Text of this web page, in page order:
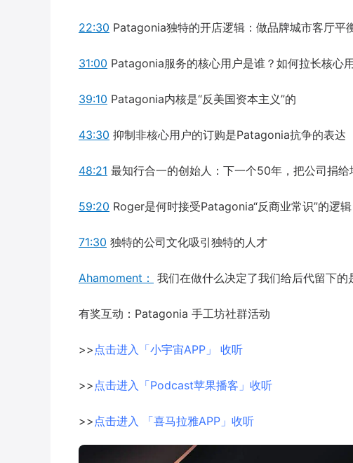
22:30 Patagonia独特的开店逻辑：做品牌城市客厅平
31:00 Patagonia服务的核心用户是谁？如何拉长核心
39:10 Patagonia内核是“反美国资本主义”的
43:30 抑制非核心用户的订购是Patagonia抗争的表达
48:21 最知行合一的创始人：下一个50年，把公司捐给
59:20 Roger是何时接受Patagonia“反商业常识”的逻
71:30 独特的公司文化吸引独特的人才
Ahamoment： 我们在做什么决定了我们给后代留下的
有奖互动：Patagonia 手工坊社群活动
>> 点击进入「小宇宙APP」 收听
>> 点击进入「Podcast苹果播客」收听
>> 点击进入 「喜马拉雅APP」收听